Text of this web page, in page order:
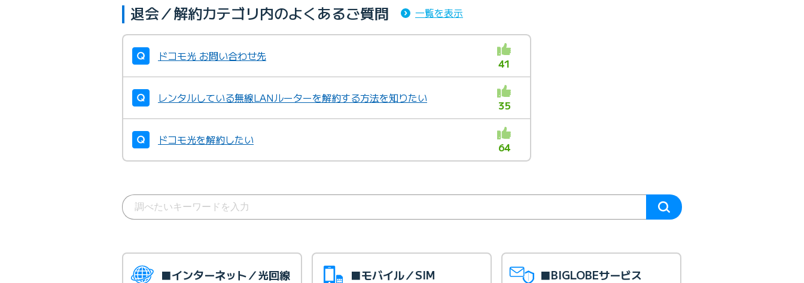
退会／解約カテゴリ内のよくあるご質問 一覧を表示
ドコモ光 お問い合わせ先
41
レンタルしている無線LANルーターを解約する方法を知りたい
35
ドコモ光を解約したい
64
■インターネット／光回線 ■モバイル／SIM ■BIGLOBEサービス